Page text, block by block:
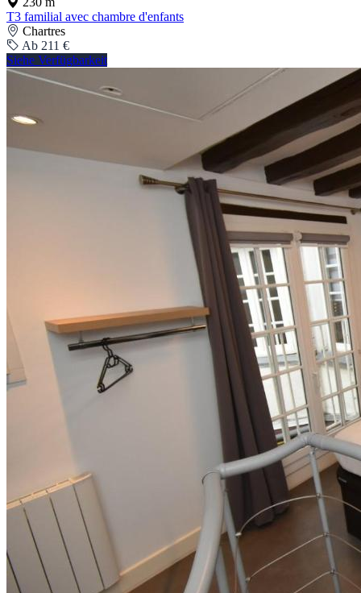
T3 familial avec chambre d'enfants
Chartres
Ab 211 €
Siehe Verfügbarkeit